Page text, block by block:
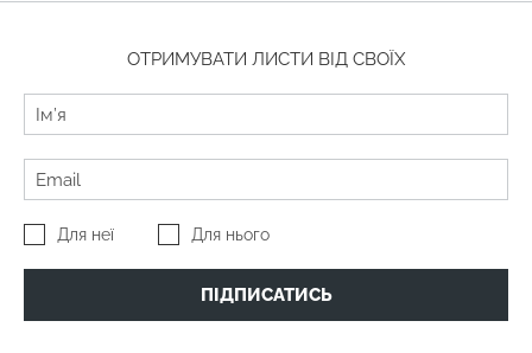
ОТРИМУВАТИ ЛИСТИ ВІД СВОЇХ
Для неї Для нього
ПІДПИСАТИСЬ